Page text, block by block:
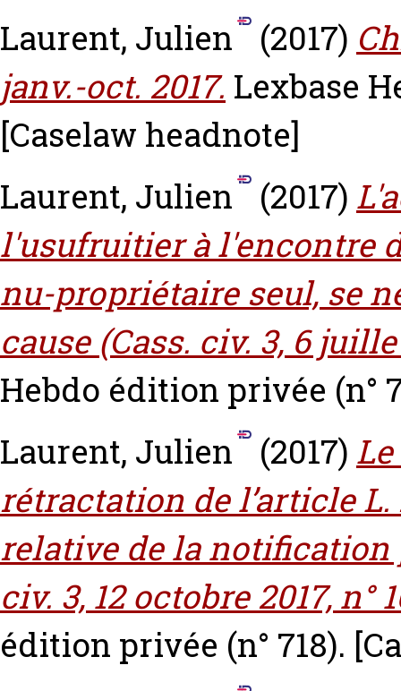
Laurent, Julien
(2017)
janv.-oct. 2017. Lexbase
[Caselaw headnote]
Laurent, Julien
(2017)
l'usufruitier à l'encontre
nu-propriétaire seul, se
cause (Cass. civ. 3, 6
Hebdo édition privée (n°
Laurent, Julien
(2017)
rétractation de l’article L.
relative de la notification
civ. 3, 12 octobre 2017, n°
édition privée (n° 718).